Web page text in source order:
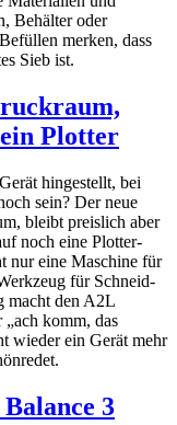
Behälter oder
merken, dass
Sieb ist.
Plotter
hingestellt, bei
sein? Der neue
bleibt preislich aber
noch eine Plotter-
nur eine Maschine für
für Schneid-
macht den A2L
„ach komm, das
wieder ein Gerät mehr
3